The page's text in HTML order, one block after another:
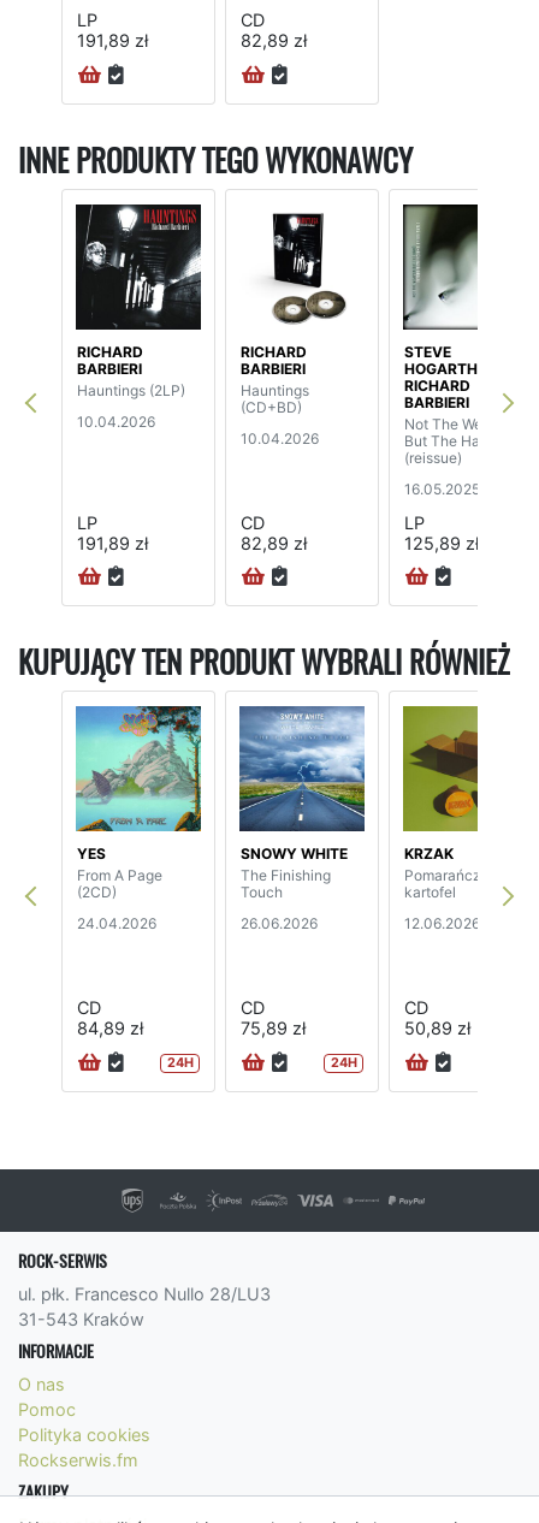
LP
191,89 zł
CD
82,89 zł
INNE PRODUKTY TEGO WYKONAWCY
RICHARD
BARBIERI
Hauntings (2LP)
10.04.2026
LP
191,89 zł
RICHARD
BARBIERI
Hauntings
(CD+BD)
10.04.2026
CD
82,89 zł
STEVE
HOGARTH /
RICHARD
BARBIERI
Not The Weapon
But The Hand
(reissue)
16.05.2025
LP
125,89 zł
KUPUJĄCY TEN PRODUKT WYBRALI RÓWNIEŻ
YES
From A Page
(2CD)
24.04.2026
CD
84,89 zł
24H
SNOWY WHITE
The Finishing
Touch
26.06.2026
CD
75,89 zł
24H
KRZAK
Pomarańczowy
kartofel
12.06.2026
CD
50,89 zł
ROCK-SERWIS
ul. płk. Francesco Nullo 28/LU3
31-543 Kraków
INFORMACJE
O nas
Pomoc
Polityka cookies
Rockserwis.fm
ZAKUPY